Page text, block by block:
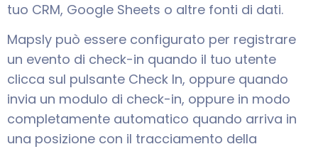
tuo CRM, Google Sheets o altre fonti di dati.
Mapsly può essere configurato per registrare
un evento di check-in quando il tuo utente
clicca sul pulsante Check In, oppure quando
invia un modulo di check-in, oppure in modo
completamente automatico quando arriva in
una posizione con il tracciamento della